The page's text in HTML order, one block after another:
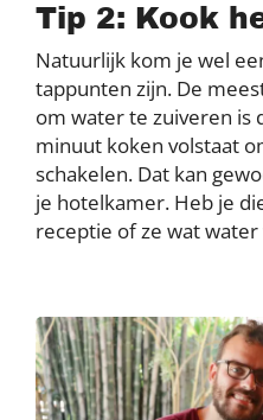
Tip 2: Kook
Natuurlijk kom je wel
tappunten zijn. De
om water te zuiveren is
minuut koken volstaat
schakelen. Dat kan
je hotelkamer. Heb je
receptie of ze wat